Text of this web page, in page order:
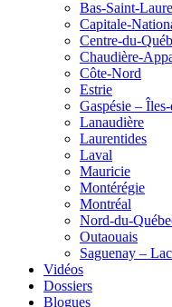
Bas-Saint-
Capitale-
Centre-du-
Chaudière-
Côte-Nord
Estrie
Gaspésie –
Lanaudière
Laurentides
Laval
Mauricie
Montérégie
Montréal
Nord-du-
Outaouais
Saguenay –
Vidéos
Dossiers
Blogues